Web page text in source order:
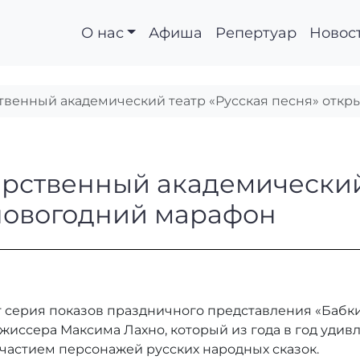
О нас Афиша Репертуар
академический театр «Русская песня»
марафон
показов праздничного представления
Максима Лахно, который из года в год
персонажей русских народных сказок.